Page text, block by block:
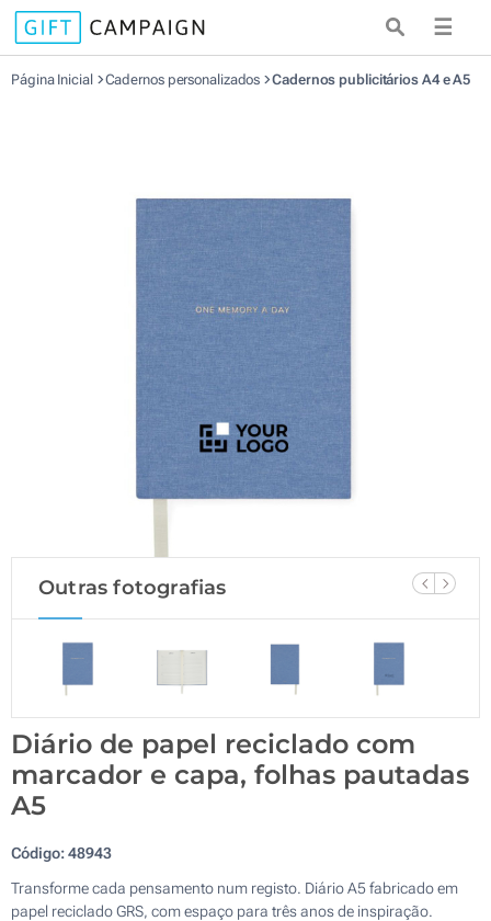
☰
Página Inicial Cadernos personalizados Cadernos publicitários A4 e A5
Outras fotografias
Diário de papel reciclado com
marcador e capa, folhas pautadas
A5
Código:48943
Transforme cada pensamento num registo. Diário A5 fabricado em
papel reciclado GRS, com espaço para três anos de inspiração.